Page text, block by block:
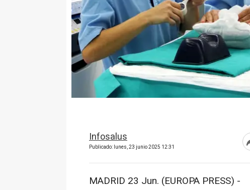
Infosalus
Publicado: lunes, 23 junio 2025 12:31
MADRID 23 Jun. (EUROPA PRESS) -